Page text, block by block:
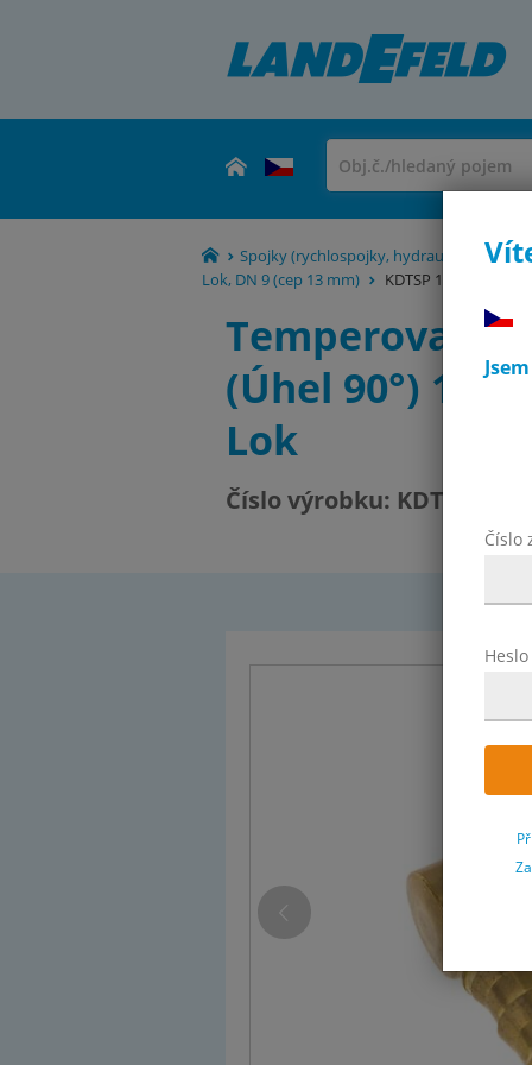
Číslo
Heslo
Spojky (rychlospojky, hydraulické spojky
Lok, DN 9 (cep 13 mm)
KDTSP 1290 BA-S
Temperovací
(Úhel 90°)
Lok
Číslo výrobku: KDTSP 1290